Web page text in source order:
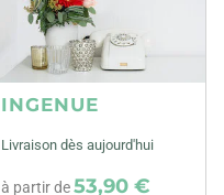
INGENUE
Livraison dès aujourd'hui
à partir de53,90 €